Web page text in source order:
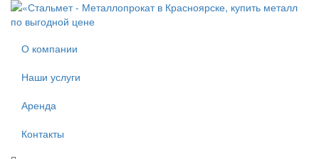
О компании
Наши услуги
Аренда
Контакты